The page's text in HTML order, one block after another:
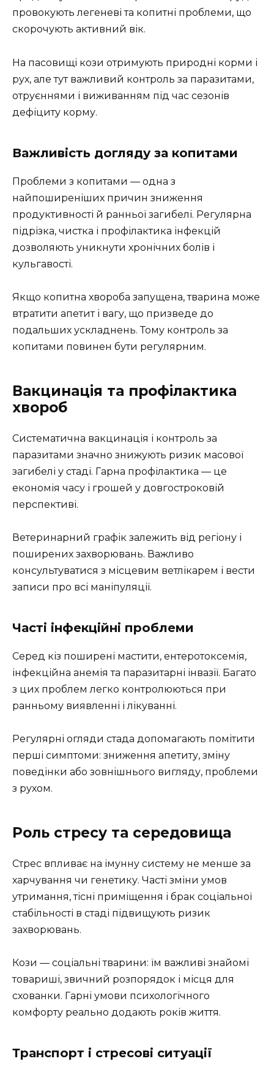
провокують легеневі та копитні проблеми, що
скорочують активний вік.
На пасовищі кози отримують природні корми і
рух, але тут важливий контроль за паразитами,
отруєннями і виживанням під час сезонів
дефіциту корму.
Важливість догляду за копитами
Проблеми з копитами — одна з
найпоширеніших причин зниження
продуктивності й ранньої загибелі. Регулярна
підрізка, чистка і профілактика інфекцій
дозволяють уникнути хронічних болів і
кульгавості.
Якщо копитна хвороба запущена, тварина може
втратити апетит і вагу, що призведе до
подальших ускладнень. Тому контроль за
копитами повинен бути регулярним.
Вакцинація та профілактика
хвороб
Систематична вакцинація і контроль за
паразитами значно знижують ризик масової
загибелі у стаді. Гарна профілактика — це
економія часу і грошей у довгостроковій
перспективі.
Ветеринарний графік залежить від регіону і
поширених захворювань. Важливо
консультуватися з місцевим ветлікарем і вести
записи про всі маніпуляції.
Часті інфекційні проблеми
Серед кіз поширені мастити, ентеротоксемія,
інфекційна анемія та паразитарні інвазії. Багато
з цих проблем легко контролюються при
ранньому виявленні і лікуванні.
Регулярні огляди стада допомагають помітити
перші симптоми: зниження апетиту, зміну
поведінки або зовнішнього вигляду, проблеми
з рухом.
Роль стресу та середовища
Стрес впливає на імунну систему не менше за
харчування чи генетику. Часті зміни умов
утримання, тісні приміщення і брак соціальної
стабільності в стаді підвищують ризик
захворювань.
Кози — соціальні тварини: їм важливі знайомі
товариші, звичний розпорядок і місця для
схованки. Гарні умови психологічного
комфорту реально додають років життя.
Транспорт і стресові ситуації